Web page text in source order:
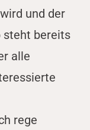
und der
steht bereits
alle
rege